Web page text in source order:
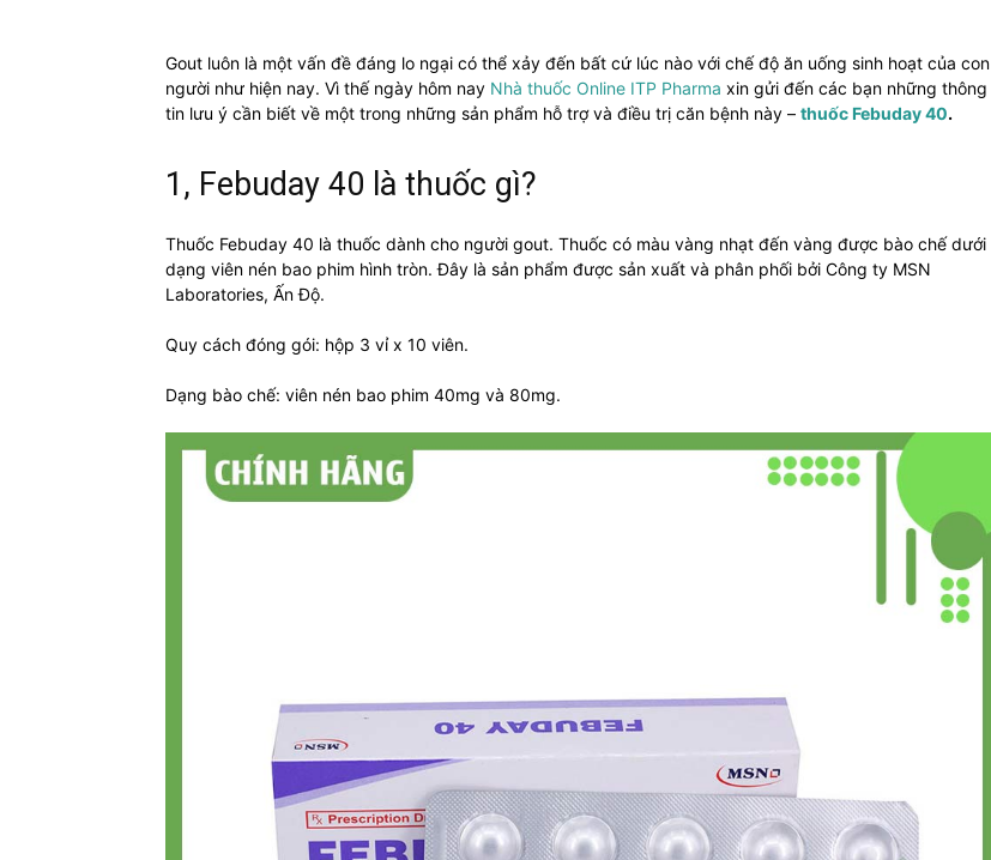
Gout luôn là một vấn đề đáng lo ngại có thể xảy đến bất cứ lúc nào với chế độ ăn uống sinh hoạt của con
người như hiện nay. Vì thế ngày hôm nay Nhà thuốc Online ITP Pharma xin gửi đến các bạn những thông
tin lưu ý cần biết về một trong những sản phẩm hỗ trợ và điều trị căn bệnh này – thuốc Febuday 40.
1, Febuday 40 là thuốc gì?
Thuốc Febuday 40 là thuốc dành cho người gout. Thuốc có màu vàng nhạt đến vàng được bào chế dưới
dạng viên nén bao phim hình tròn. Đây là sản phẩm được sản xuất và phân phối bởi Công ty MSN
Laboratories, Ấn Độ.
Quy cách đóng gói: hộp 3 vỉ x 10 viên.
Dạng bào chế: viên nén bao phim 40mg và 80mg.